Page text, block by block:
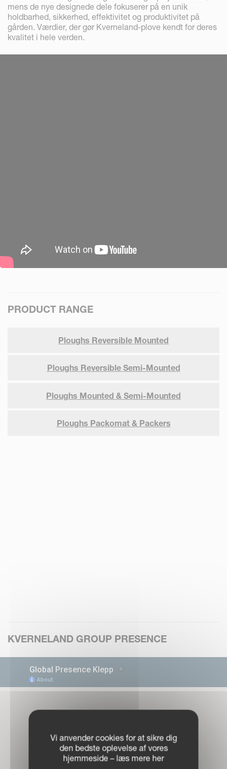
mens de nye designede dele fokuserer på en unik
holdbarhed, sikkerhed, effektivitet og produktivitet på
gården. Værdier, der gør Kverneland-plove kendt for deres
kvalitet i hele verden.
PRODUCT RANGE
Ploughs Reversible Mounted
Ploughs Reversible Semi-Mounted
Ploughs Mounted & Semi-Mounted
Ploughs Packomat & Packers
KVERNELAND GROUP PRESENCE
Vi anvender cookies for at sikre dig
den bedste oplevelse af vores
hjemmeside – læs mere her